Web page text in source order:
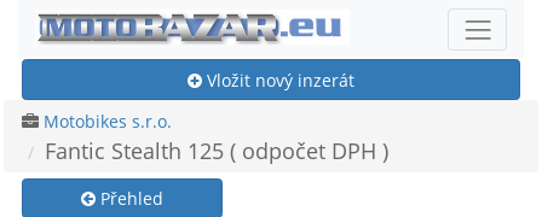
Vložit nový inzerát
Motobikes s.r.o.
Fantic Stealth 125 ( odpočet DPH )
Přehled